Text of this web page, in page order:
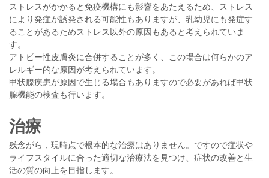
ストレスがかかると免疫機構にも影響をあたえるため、ストレス
により発症が誘発される可能性もありますが、乳幼児にも発症す
ることがあるためストレス以外の原因もあると考えられていま
す。
アトピー性皮膚炎に合併することが多く、この場合は何らかのア
レルギー的な原因が考えられています。
甲状腺疾患が原因で生じる場合もありますので必要があれば甲状
腺機能の検査も行います。
治療
残念がら，現時点で根本的な治療はありません。ですので症状や
ライフスタイルに合った適切な治療法を見つけ、症状の改善と生
活の質の向上を目指します。